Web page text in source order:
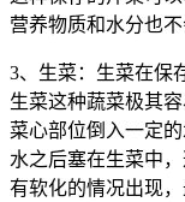
营养物质和水分也不
3、生菜：生菜在保
生菜这种蔬菜极其
菜心部位倒入一定
水之后塞在生菜中
有软化的情况出现